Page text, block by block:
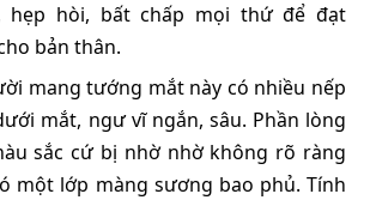
hẹp hòi, bất chấp mọi thứ để đạt
bản thân.
mang tướng mắt này có nhiều nếp
mắt, ngư vĩ ngắn, sâu. Phần lòng
sắc cứ bị nhờ nhờ không rõ ràng
một lớp màng sương bao phủ. Tính